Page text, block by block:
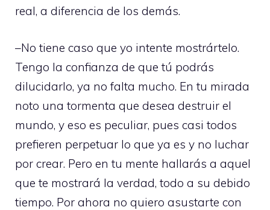
real, a diferencia de los demás.
–No tiene caso que yo intente mostrártelo.
Tengo la confianza de que tú podrás
dilucidarlo, ya no falta mucho. En tu mirada
noto una tormenta que desea destruir el
mundo, y eso es peculiar, pues casi todos
prefieren perpetuar lo que ya es y no luchar
por crear. Pero en tu mente hallarás a aquel
que te mostrará la verdad, todo a su debido
tiempo. Por ahora no quiero asustarte con